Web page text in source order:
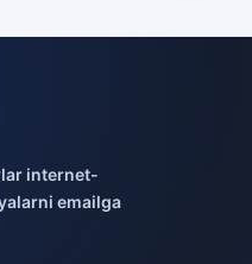
internet-
emailga